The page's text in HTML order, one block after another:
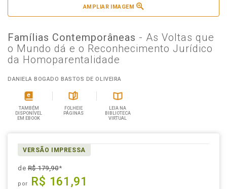
AMPLIAR IMAGEM
Famílias Contemporâneas - As Voltas que
o Mundo dá e o Reconhecimento Jurídico
da Homoparentalidade
DANIELA BOGADO BASTOS DE OLIVEIRA
TAMBÉM
DISPONÍVEL
EM EBOOK
FOLHEIE
PÁGINAS
LEIA NA
BIBLIOTECA
VIRTUAL
VERSÃO IMPRESSA
deR$ 179,90*
por R$ 161,91